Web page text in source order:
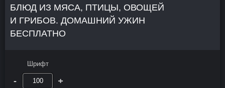
БЛЮД ИЗ МЯСА, ПТИЦЫ, ОВОЩЕЙ
И ГРИБОВ. ДОМАШНИЙ УЖИН
БЕСПЛАТНО
Шрифт
- +